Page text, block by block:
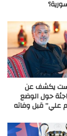
يكشف عن
حول الوضع
علي” قبل وفاته